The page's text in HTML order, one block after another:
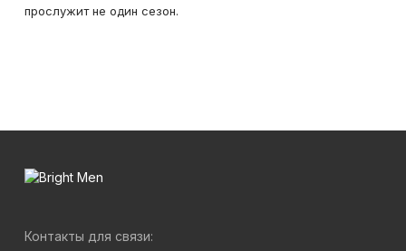
прослужит не один сезон.
Контакты для связи: